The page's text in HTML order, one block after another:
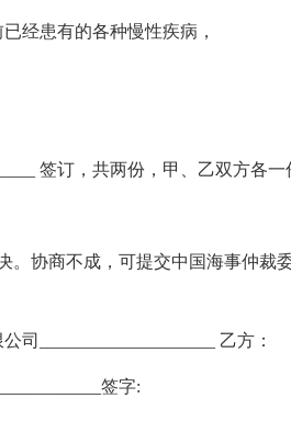
经患有的各种慢性疾病，
签订，共两份，甲、乙双方各一
。协商不成，可提交中国海事仲裁
____________________ 乙方：
签字: